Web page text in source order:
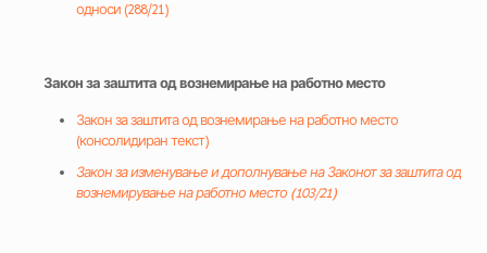
односи (288/21)
Закон за заштита од вознемирање на работно место
Закон за заштита од вознемирање на работно место
(консолидиран текст)
Закон за изменување и дополнување на Законот за заштита од
вознемирување на работно место (103/21)